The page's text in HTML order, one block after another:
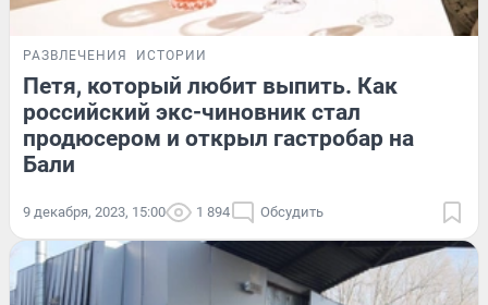
РАЗВЛЕЧЕНИЯ ИСТОРИИ
Петя, который любит выпить. Как
российский экс-чиновник стал
продюсером и открыл гастробар на
Бали
9 декабря, 2023, 15:00 1 894 Обсудить